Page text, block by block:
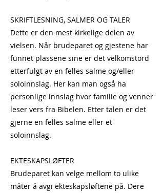
SKRIFTLESNING, SALMER OG TALER
Dette er den mest kirkelige delen av
vielsen. Når brudeparet og gjestene har
funnet plassene sine er det velkomstord
etterfulgt av en felles salme og/eller
soloinnslag. Her kan man også ha
personlige innslag hvor familie og venner
leser vers fra Bibelen. Etter talen er det
gjerne en felles salme eller et
soloinnslag.​
EKTESKAPSLØFTER
Brudeparet kan velge mellom to ulike
måter å avgi ekteskapsløftene på. Dere